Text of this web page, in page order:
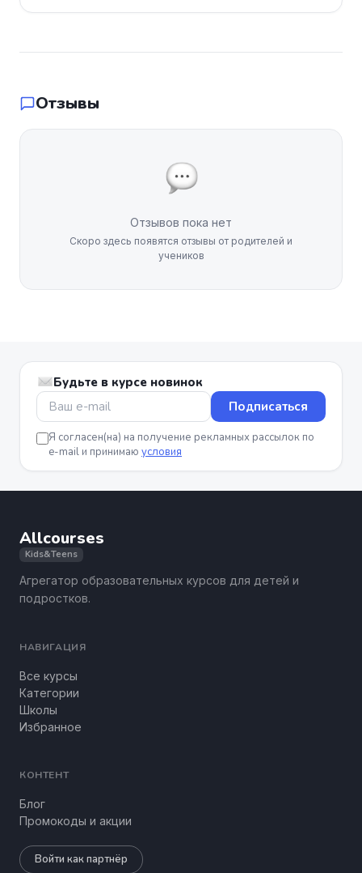
Отзывы
Отзывов пока нет
Скоро здесь появятся отзывы от родителей и
учеников
Будьте в курсе новинок
Подписаться
Я согласен(на) на получение рекламных рассылок по
e-mail и принимаю условия
Allcourses
Kids&Teens
Агрегатор образовательных курсов для детей и
подростков.
НАВИГАЦИЯ
Все курсы
Категории
Школы
Избранное
КОНТЕНТ
Блог
Промокоды и акции
Войти как партнёр